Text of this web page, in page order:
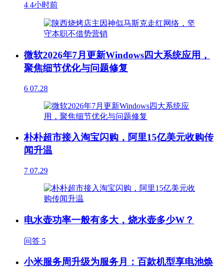
4 4小时前
微软2026年7月更新Windows四大系统应用，
聚焦细节优化与问题修复
6 07.28
朴朴超市接入淘宝闪购，阿里15亿美元收购传
闻升温
7 07.29
电水壶功率一般有多大，烧水壶多少W？
问答 5
小米服务周升级为服务月：百款机型享电池焕